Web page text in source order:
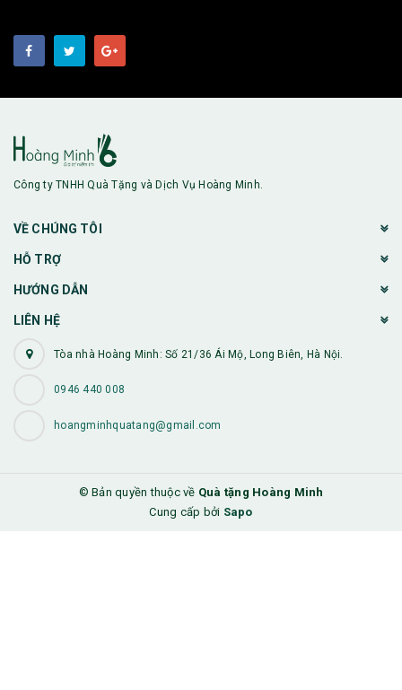
Công ty TNHH Quà Tặng và Dịch Vụ Hoàng Minh.
VỀ CHÚNG TÔI
HỖ TRỢ
HƯỚNG DẪN
LIÊN HỆ
Tòa nhà Hoàng Minh: Số 21/36 Ái Mộ, Long Biên, Hà Nội.
0946 440 008
hoangminhquatang@gmail.com
© Bản quyền thuộc về Quà tặng Hoàng Minh
Cung cấp bởi Sapo